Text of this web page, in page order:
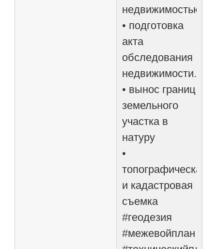
недвижимостью;
• подготовка
акта
обследования
недвижимости.
• вынос границ
земельного
участка в
натуру
•
топографическая
и кадастровая
съемка
#геодезия
#межевойплан